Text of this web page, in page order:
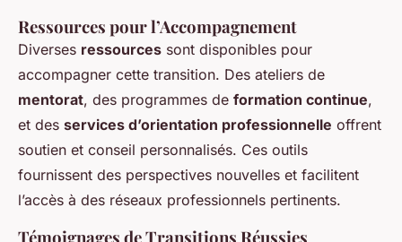
Ressources pour l’Accompagnement
Diverses ressources sont disponibles pour
accompagner cette transition. Des ateliers de
mentorat, des programmes de formation continue,
et des services d’orientation professionnelle offrent
soutien et conseil personnalisés. Ces outils
fournissent des perspectives nouvelles et facilitent
l’accès à des réseaux professionnels pertinents.
Témoignages de Transitions Réussies